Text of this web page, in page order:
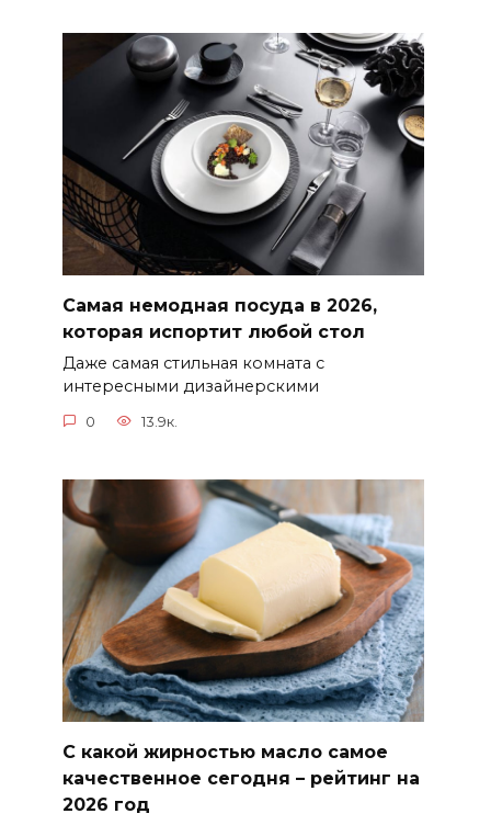
Самая немодная посуда в 2026,
которая испортит любой стол
Даже самая стильная комната с
интересными дизайнерскими
0 13.9к.
С какой жирностью масло самое
качественное сегодня – рейтинг на
2026 год